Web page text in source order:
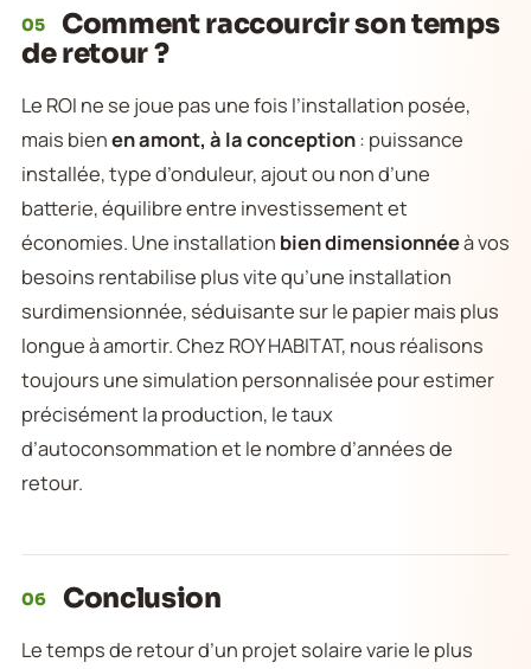
05
Comment raccourcir son temps
de retour ?
Le ROI ne se joue pas une fois l’installation posée,
mais bienen amont, à la conception: puissance
installée, type d’onduleur, ajout ou non d’une
batterie, équilibre entre investissement et
économies. Une installation bien dimensionnéeà vos
besoins rentabilise plus vite qu’une installation
surdimensionnée, séduisante sur le papier mais plus
longue à amortir. Chez ROY HABITAT, nous réalisons
toujours une simulation personnalisée pour estimer
précisément la production, le taux
d’autoconsommation et le nombre d’années de
retour.
06 Conclusion
Le temps de retour d’un projet solaire varie le plus